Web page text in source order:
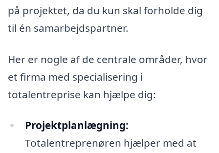
på projektet, da du kun skal forholde dig
til én samarbejdspartner.
Her er nogle af de centrale områder, hvor
et firma med specialisering i
totalentreprise kan hjælpe dig:
Projektplanlægning:
Totalentreprenøren hjælper med at